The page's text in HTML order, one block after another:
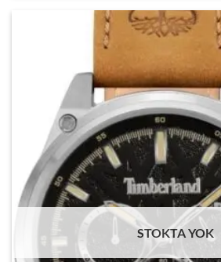
STOKTA YOK